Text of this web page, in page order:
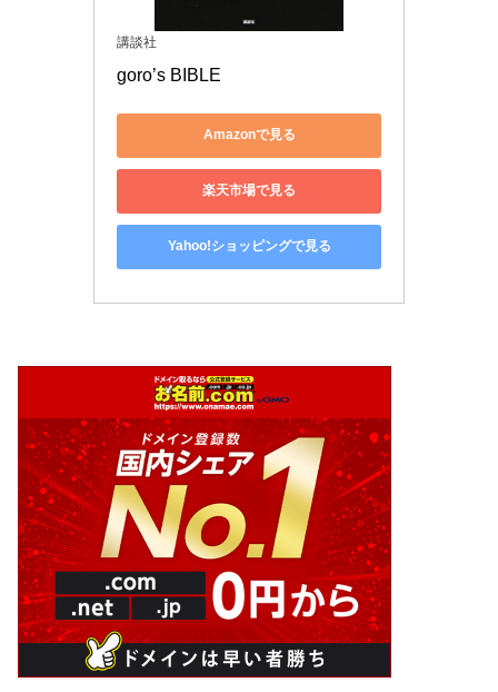
講談社
goro’s BIBLE
Amazonで見る
楽天市場で見る
Yahoo!ショッピングで見る